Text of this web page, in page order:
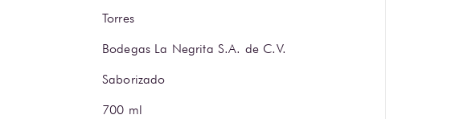
Torres
Bodegas La Negrita S.A. de C.V.
Saborizado
700 ml